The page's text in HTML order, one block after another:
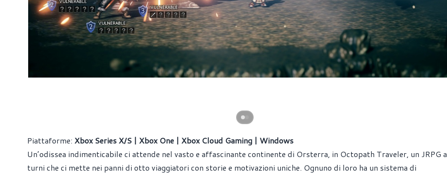
Piattaforme: Xbox Series X/S | Xbox One | Xbox Cloud Gaming | Windows
Un’odissea indimenticabile ci attende nel vasto e affascinante continente di Orsterra, in Octopath Traveler, un JRPG a
turni che ci mette nei panni di otto viaggiatori con storie e motivazioni uniche. Ognuno di loro ha un sistema di